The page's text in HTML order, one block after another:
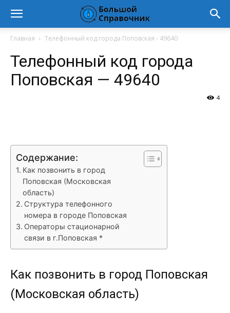
Главная Телефонный код города Поповская - 49640
Телефонный код города
Поповская — 49640
4
Содержание:
Как позвонить в город
Поповская (Московская
область)
Структура телефонного
номера в городе Поповская
Операторы стационарной
связи в г.Поповская *
Как позвонить в город Поповская
(Московская область)